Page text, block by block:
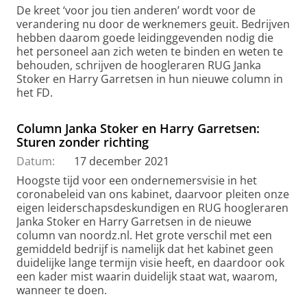
De kreet ‘voor jou tien anderen’ wordt voor de
verandering nu door de werknemers geuit. Bedrijven
hebben daarom goede leidinggevenden nodig die
het personeel aan zich weten te binden en weten te
behouden, schrijven de hoogleraren RUG Janka
Stoker en Harry Garretsen in hun nieuwe column in
het FD.
Column Janka Stoker en Harry Garretsen:
Sturen zonder richting
Datum:
17 december 2021
Hoogste tijd voor een ondernemersvisie in het
coronabeleid van ons kabinet, daarvoor pleiten onze
eigen leiderschapsdeskundigen en RUG hoogleraren
Janka Stoker en Harry Garretsen in de nieuwe
column van noordz.nl. Het grote verschil met een
gemiddeld bedrijf is namelijk dat het kabinet geen
duidelijke lange termijn visie heeft, en daardoor ook
een kader mist waarin duidelijk staat wat, waarom,
wanneer te doen.